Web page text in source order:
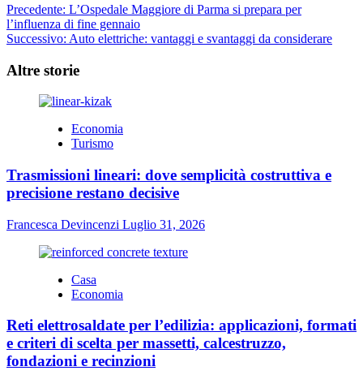
Navigazione
articolo
Precedente: L’Ospedale Maggiore di Parma si prepara per
l’influenza di fine gennaio
Successivo: Auto elettriche: vantaggi e svantaggi da considerare
Altre storie
Economia
Turismo
Trasmissioni lineari: dove semplicità costruttiva e
precisione restano decisive
Francesca Devincenzi Luglio 31, 2026
Casa
Economia
Reti elettrosaldate per l’edilizia: applicazioni, formati
e criteri di scelta per massetti, calcestruzzo,
fondazioni e recinzioni